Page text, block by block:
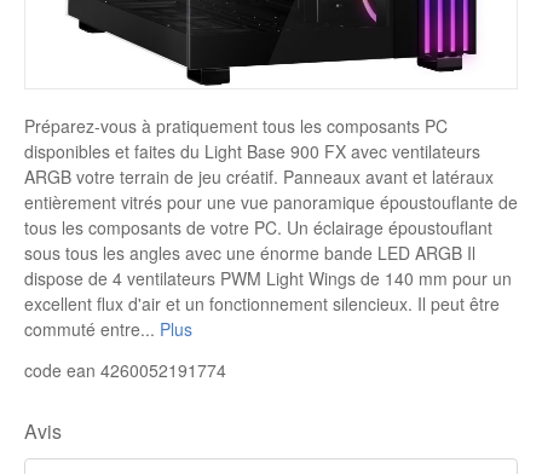
Disque SSD
Préparez-vous à pratiquement tous les composants PC
disponibles et faites du Light Base 900 FX avec ventilateurs
ARGB votre terrain de jeu créatif. Panneaux avant et latéraux
entièrement vitrés pour une vue panoramique époustouflante de
tous les composants de votre PC. Un éclairage époustouflant
sous tous les angles avec une énorme bande LED ARGB Il
dispose de 4 ventilateurs PWM Light Wings de 140 mm pour un
excellent flux d'air et un fonctionnement silencieux. Il peut être
commuté entre... Plus
code ean 4260052191774
Avis